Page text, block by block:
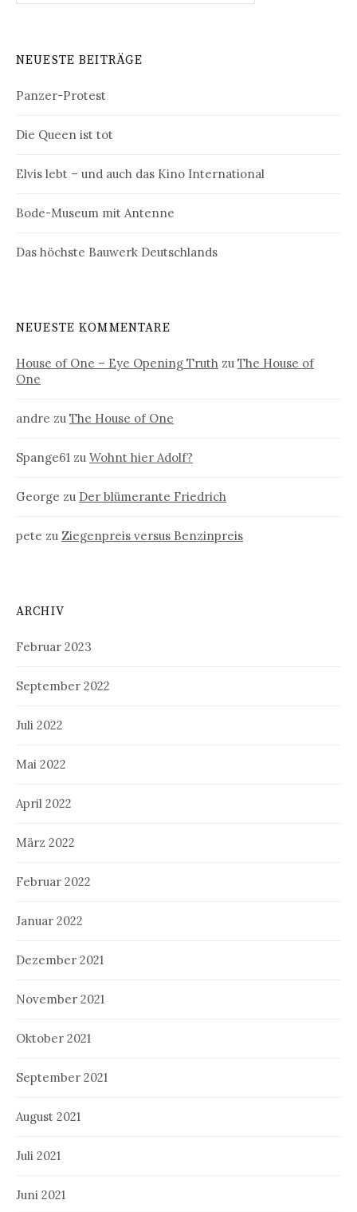
NEUESTE BEITRÄGE
Panzer-Protest
Die Queen ist tot
Elvis lebt – und auch das Kino International
Bode-Museum mit Antenne
Das höchste Bauwerk Deutschlands
NEUESTE KOMMENTARE
House of One – Eye Opening Truth zu The House of
One
andre zu The House of One
Spange61 zu Wohnt hier Adolf?
George zu Der blümerante Friedrich
pete zu Ziegenpreis versus Benzinpreis
ARCHIV
Februar 2023
September 2022
Juli 2022
Mai 2022
April 2022
März 2022
Februar 2022
Januar 2022
Dezember 2021
November 2021
Oktober 2021
September 2021
August 2021
Juli 2021
Juni 2021